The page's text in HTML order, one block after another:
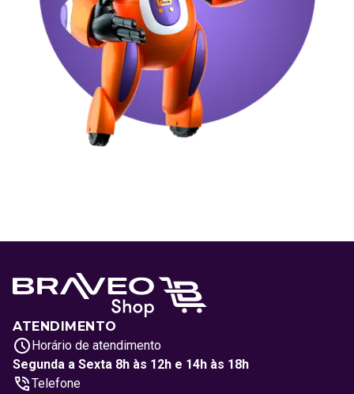
ATENDIMENTO
Horário de atendimento
Segunda a Sexta 8h às 12h e 14h às 18h
Telefone